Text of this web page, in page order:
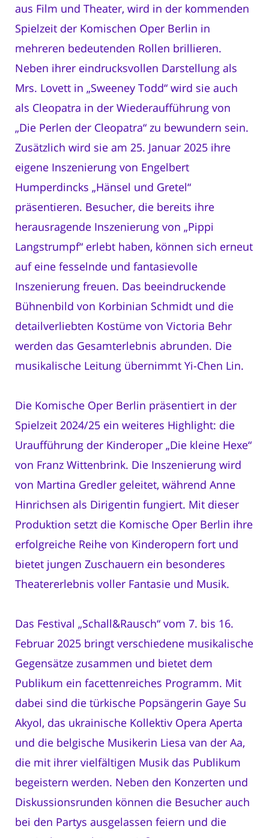
aus Film und Theater, wird in der kommenden
Spielzeit der Komischen Oper Berlin in
mehreren bedeutenden Rollen brillieren.
Neben ihrer eindrucksvollen Darstellung als
Mrs. Lovett in „Sweeney Todd“ wird sie auch
als Cleopatra in der Wiederaufführung von
„Die Perlen der Cleopatra“ zu bewundern sein.
Zusätzlich wird sie am 25. Januar 2025 ihre
eigene Inszenierung von Engelbert
Humperdincks „Hänsel und Gretel“
präsentieren. Besucher, die bereits ihre
herausragende Inszenierung von „Pippi
Langstrumpf“ erlebt haben, können sich erneut
auf eine fesselnde und fantasievolle
Inszenierung freuen. Das beeindruckende
Bühnenbild von Korbinian Schmidt und die
detailverliebten Kostüme von Victoria Behr
werden das Gesamterlebnis abrunden. Die
musikalische Leitung übernimmt Yi-Chen Lin.
Die Komische Oper Berlin präsentiert in der
Spielzeit 2024/25 ein weiteres Highlight: die
Uraufführung der Kinderoper „Die kleine Hexe“
von Franz Wittenbrink. Die Inszenierung wird
von Martina Gredler geleitet, während Anne
Hinrichsen als Dirigentin fungiert. Mit dieser
Produktion setzt die Komische Oper Berlin ihre
erfolgreiche Reihe von Kinderopern fort und
bietet jungen Zuschauern ein besonderes
Theatererlebnis voller Fantasie und Musik.
Das Festival „Schall&Rausch“ vom 7. bis 16.
Februar 2025 bringt verschiedene musikalische
Gegensätze zusammen und bietet dem
Publikum ein facettenreiches Programm. Mit
dabei sind die türkische Popsängerin Gaye Su
Akyol, das ukrainische Kollektiv Opera Aperta
und die belgische Musikerin Liesa van der Aa,
die mit ihrer vielfältigen Musik das Publikum
begeistern werden. Neben den Konzerten und
Diskussionsrunden können die Besucher auch
bei den Partys ausgelassen feiern und die